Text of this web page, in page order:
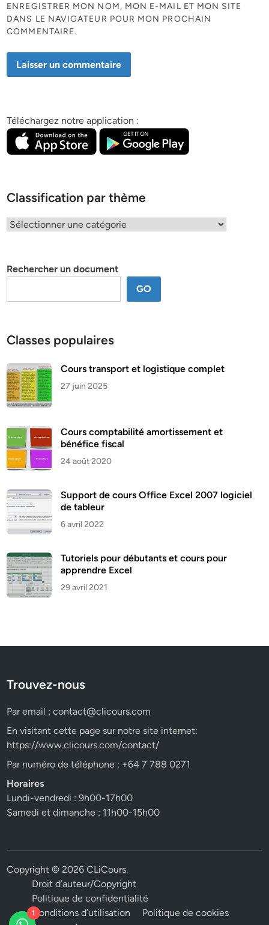
ENREGISTRER MON NOM, MON E-MAIL ET MON SITE
DANS LE NAVIGATEUR POUR MON PROCHAIN
COMMENTAIRE.
Téléchargez notre application :
Classification par thème
Classification
Rechercher un document
GO
Classes populaires
Cours transport et logistique complet
27 juin 2025
Cours comptabilité amortissement et
bénéfice fiscal
24 août 2020
Support de cours Office Excel 2007 logiciel
de tableur
6 avril 2022
Tutoriels pour débutants et cours pour
apprendre Excel
29 avril 2021
Trouvez-nous
Par email :contact@clicours.com
En visitant cette page sur notre site internet:
https://www.clicours.com/contact/
Par numéro de téléphone : +64 7 788 0271
Horaires
Lundi-vendredi : 9h00-17h00
Samedi et dimanche : 11h00-15h00
Copyright © 2026CLiCours.
Droit d’auteur/Copyright
Politique de confidentialité
Conditions d’utilisation
Politique de cookies
1